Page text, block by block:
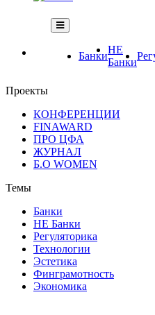
Банки
НЕ
Банки
Проекты
КОНФЕРЕНЦИИ
FINAWARD
ПРО ЦФА
ЖУРНАЛ
Б.О WOMEN
Темы
Банки
НЕ Банки
Регуляторика
Технологии
Эстетика
Финграмотность
Экономика